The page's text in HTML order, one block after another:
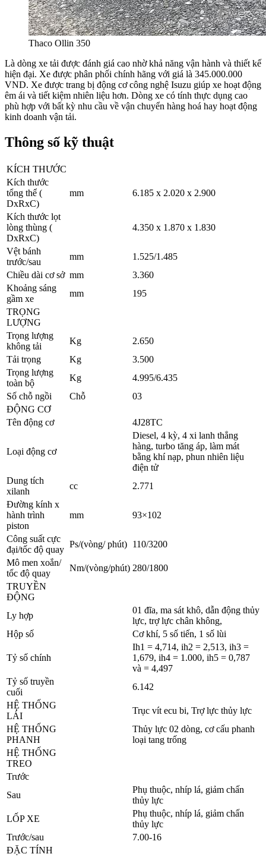
Thaco Ollin 350
Là dòng xe tải được đánh giá cao nhờ khả năng vận hành và thiết kế
hiện đại. Xe được phân phối chính hãng với giá là 345.000.000
VND. Xe được trang bị động cơ công nghệ Isuzu giúp xe hoạt động
êm ái và tiết kiệm nhiên liệu hơn. Dòng xe có tính thực dụng cao
phù hợp với bất kỳ nhu cầu về vận chuyển hàng hoá hay hoạt động
kinh doanh vận tải.
Thông số kỹ thuật
KÍCH THƯỚC
Kích thước
tổng thể (
DxRxC)
mm 6.185 x 2.020 x 2.900
Kích thước lọt
lòng thùng (
DxRxC)
4.350 x 1.870 x 1.830
Vệt bánh
trước/sau
mm
1.525/1.485
Chiều dài cơ sở mm
3.360
Khoảng sáng
gầm xe
mm
195
TRỌNG
LƯỢNG
Trọng lượng
không tải
Kg
2.650
Tải trọng
Kg
3.500
Trọng lượng
toàn bộ
Kg
4.995/6.435
Số chỗ ngồi
Chỗ
03
ĐỘNG CƠ
Tên động cơ
4J28TC
Loại động cơ
Diesel, 4 kỳ, 4 xi lanh thẳng
hàng, turbo tăng áp, làm mát
bằng khí nạp, phun nhiên liệu
điện tử
Dung tích
xilanh
cc
2.771
Đường kính x
hành trình
piston
mm 93×102
Công suất cực
đại/tốc độ quay
Ps/(vòng/ phút) 110/3200
Mô men xoắn/
tốc độ quay
Nm/(vòng/phút) 280/1800
TRUYỀN
ĐỘNG
Ly hợp
01 đĩa, ma sát khô, dẫn động thủy
lực, trợ lực chân không,
Hộp số
Cơ khí, 5 số tiến, 1 số lùi
Tỷ số chính
Ih1 = 4,714, ih2 = 2,513, ih3 =
1,679, ih4 = 1.000, ih5 = 0,787
và = 4,497
Tỷ số truyền
cuối
6.142
HỆ THỐNG
LÁI
Trục vít ecu bi, Trợ lực thủy lực
HỆ THỐNG
PHANH
Thủy lực 02 dòng, cơ cấu phanh
loại tang trống
HỆ THỐNG
TREO
Trước
Sau
Phụ thuộc, nhíp lá, giảm chấn
thủy lực
LỐP XE
Phụ thuộc, nhíp lá, giảm chấn
thủy lực
Trước/sau
7.00-16
ĐẶC TÍNH